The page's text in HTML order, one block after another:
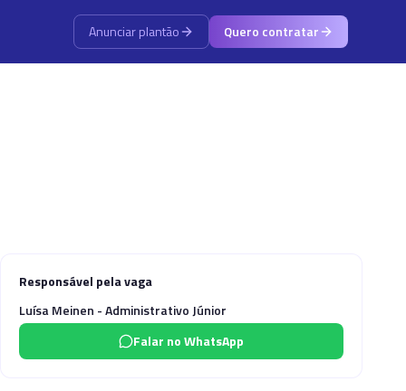
Anunciar plantão Quero contratar
Responsável pela vaga
Luísa Meinen - Administrativo Júnior
Falar no WhatsApp